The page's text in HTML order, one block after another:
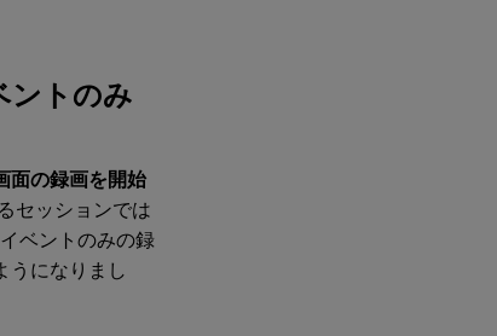
ントのみ
面の録画を開始
セッションでは
ベントのみの録
うになりまし